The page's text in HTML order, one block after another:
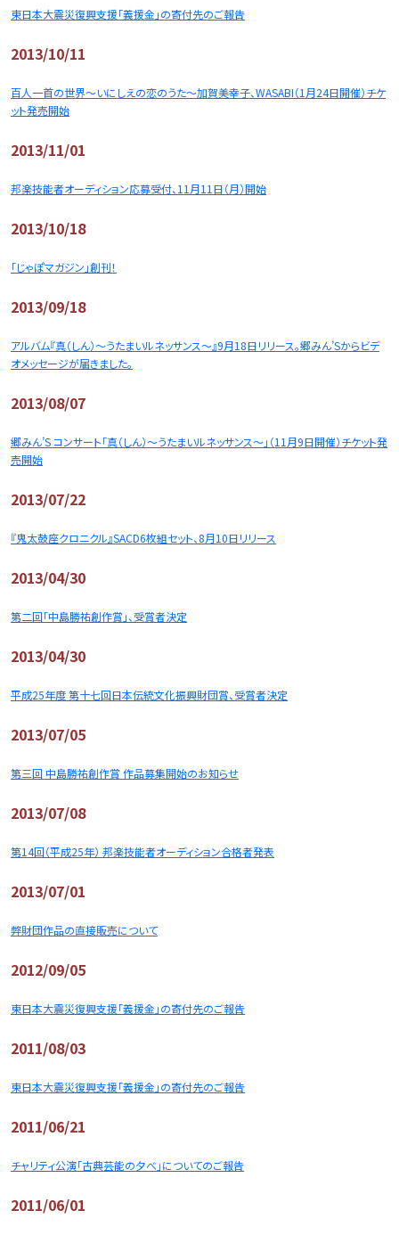
東日本大震災復興支援「義援金」の寄付先のご報告
2013/10/11
百人一首の世界～いにしえの恋のうた～加賀美幸子、WASABI（1月24日開催）チケ
ット発売開始
2013/11/01
邦楽技能者オーディション応募受付、11月11日（月）開始
2013/10/18
「じゃぽマガジン」創刊！
2013/09/18
アルバム『真（しん）〜うたまいルネッサンス〜』9月18日リリース。郷みん’Sからビデ
オメッセージが届きました。
2013/08/07
郷みん’S コンサート「真（しん）～うたまいルネッサンス～」（11月9日開催）チケット発
売開始
2013/07/22
『鬼太鼓座クロニクル』SACD6枚組セット、8月10日リリース
2013/04/30
第二回「中島勝祐創作賞」、受賞者決定
2013/04/30
平成25年度 第十七回日本伝統文化振興財団賞、受賞者決定
2013/07/05
第三回 中島勝祐創作賞 作品募集開始のお知らせ
2013/07/08
第14回（平成25年） 邦楽技能者オーディション合格者発表
2013/07/01
弊財団作品の直接販売について
2012/09/05
東日本大震災復興支援「義援金」の寄付先のご報告
2011/08/03
東日本大震災復興支援「義援金」の寄付先のご報告
2011/06/21
チャリティ公演「古典芸能の夕べ」についてのご報告
2011/06/01